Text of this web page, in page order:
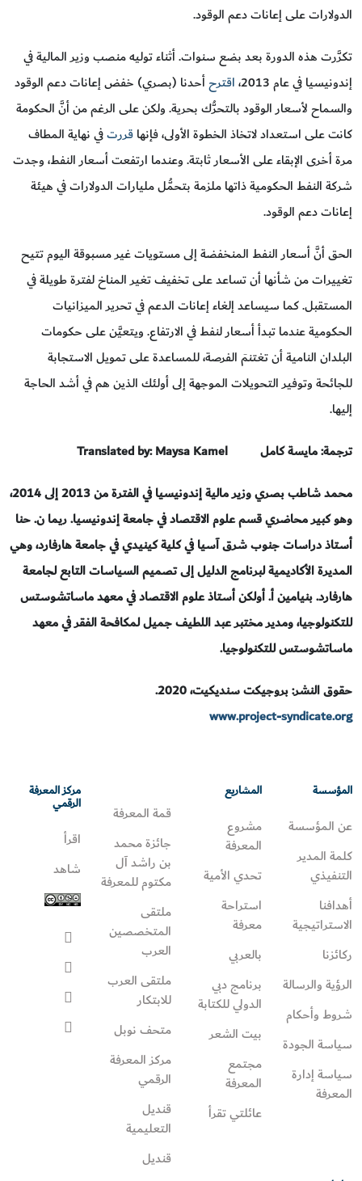
الدولارات على إعانات دعم الوقود.
تكرَّرت هذه الدورة بعد بضع سنوات. أثناء توليه منصب وزير المالية في
إندونيسيا في عام 2013،
اقترحأحدنا (بصري) خفض إعانات دعم الوقود
والسماح لأسعار الوقود بالتحرُّك بحرية. ولكن على الرغم من أنَّ الحكومة
كانت على استعداد لاتخاذ الخطوة الأولى، فإنهاقررتفي نهاية المطاف
مرة أخرى الإبقاء على الأسعار ثابتة. وعندما ارتفعت أسعار النفط، وجدت
شركة النفط الحكومية ذاتها ملزمة بتحمُّل مليارات الدولارات في هيئة
إعانات دعم الوقود.
الحق أنَّ أسعار النفط المنخفضة إلى مستويات غير مسبوقة اليوم تتيح
تغييرات من شأنها أن تساعد على تخفيف تغير المناخ لفترة طويلة في
المستقبل. كما سيساعد إلغاء إعانات الدعم في تحرير الميزانيات
الحكومية عندما تبدأ أسعار لنفط في الارتفاع. ويتعيَّن على حكومات
البلدان النامية أن تغتنمَ الفرصة، للمساعدة على تمويل الاستجابة
للجائحة وتوفير التحويلات الموجهة إلى أولئك الذين هم في أشد الحاجة
إليها.
ترجمة: مايسة كامل
Translated by: Maysa Kamel
محمد شاطب بصري وزير مالية إندونيسيا في الفترة من 2013 إلى 2014،
وهو كبير محاضري قسم علوم الاقتصاد في جامعة إندونيسيا. ريما ن. حنا
أستاذ دراسات جنوب شرق آسيا في كلية كينيدي في جامعة هارفارد، وهي
المديرة الأكاديمية لبرنامج الدليل إلى تصميم السياسات التابع لجامعة
هارفارد. بنيامين أ. أولكن أستاذ علوم الاقتصاد في معهد ماساتشوستس
للتكنولوجيا، ومدير مختبر عبد اللطيف جميل لمكافحة الفقر في معهد
ماساتشوستس للتكنولوجيا.
حقوق النشر: بروجيكت سنديكيت، 2020.
www.project-syndicate.org
المؤسسة
عن المؤسسة
كلمة المدير
التنفيذي
أهدافنا
الاستراتيجية
ركائزنا
الرؤية والرسالة
شروط وأحكام
سياسة الجودة
سياسة إدارة
المعرفة
المشاريع
مشروع
المعرفة
تحدي الأمية
استراحة
معرفة
بالعربي
برنامج دبي
الدولي للكتابة
بيت الشعر
مجتمع
المعرفة
عائلتي تقرأ‎
قمة المعرفة
جائزة محمد
بن راشد آل
مكتوم للمعرفة
ملتقى
المتخصصين
العرب
ملتقى العرب
للابتكار
متحف نوبل
مركز المعرفة
الرقمي
قنديل
التعليمية
قنديل
مركز المعرفة
الرقمي
اقرأ
شاهد